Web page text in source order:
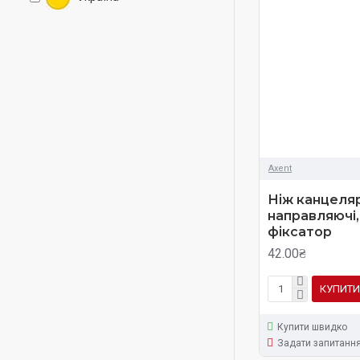
Axent
Ніж
фіксатор
42.00₴
КУПИТИ
Купити швидко
Задати